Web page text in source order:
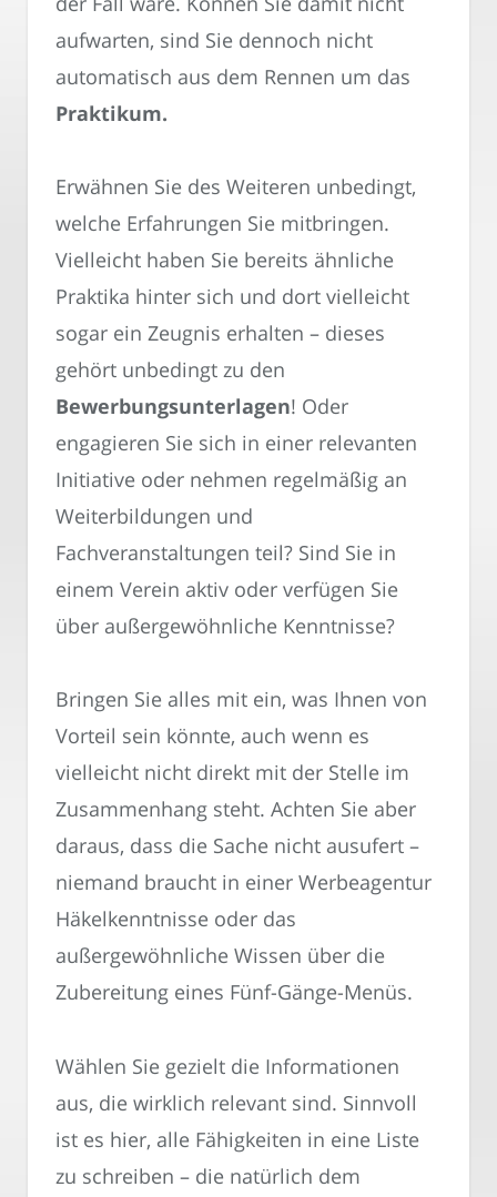
aufwarten, sind Sie dennoch nicht
automatisch aus dem Rennen um das
Praktikum.
Erwähnen Sie des Weiteren unbedingt,
welche Erfahrungen Sie mitbringen.
Vielleicht haben Sie bereits ähnliche
Praktika hinter sich und dort vielleicht
sogar ein Zeugnis erhalten – dieses
gehört unbedingt zu den
Bewerbungsunterlagen! Oder
engagieren Sie sich in einer relevanten
Initiative oder nehmen regelmäßig an
Weiterbildungen und
Fachveranstaltungen teil? Sind Sie in
einem Verein aktiv oder verfügen Sie
über außergewöhnliche Kenntnisse?
Bringen Sie alles mit ein, was Ihnen von
Vorteil sein könnte, auch wenn es
vielleicht nicht direkt mit der Stelle im
Zusammenhang steht. Achten Sie aber
daraus, dass die Sache nicht ausufert –
niemand braucht in einer Werbeagentur
Häkelkenntnisse oder das
außergewöhnliche Wissen über die
Zubereitung eines Fünf-Gänge-Menüs.
Wählen Sie gezielt die Informationen
aus, die wirklich relevant sind. Sinnvoll
ist es hier, alle Fähigkeiten in eine Liste
zu schreiben – die natürlich dem